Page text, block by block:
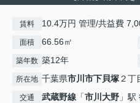
賃料 10.4万円 管理/共益費
面積 66.56㎡
築年数 築12年
所在地 千葉県市川市下貝塚２丁
交通 武蔵野線 「市川大野 」